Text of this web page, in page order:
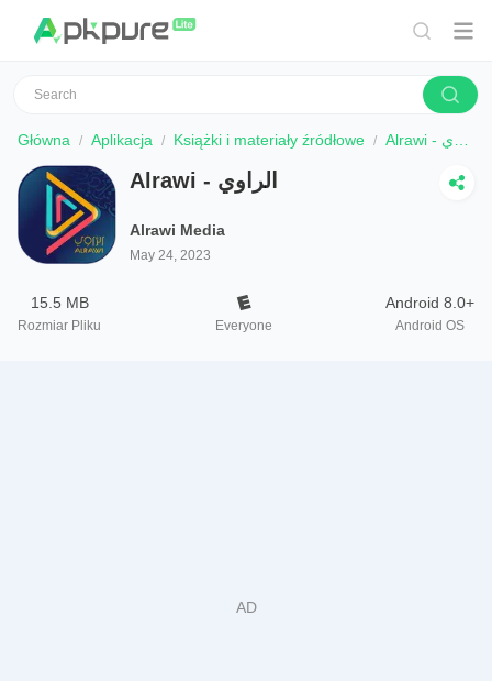
Główna Aplikacja Książki i materiały źródłowe Alrawi - الراوي
Alrawi - الراوي
Alrawi Media
May 24, 2023
15.5 MB
Rozmiar Pliku Everyone
Android 8.0+
Android OS